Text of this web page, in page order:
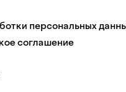
персональных
соглашение